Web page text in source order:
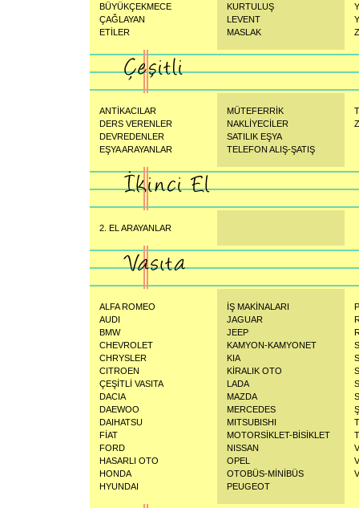
BÜYÜKÇEKMECE
ÇAĞLAYAN
ETİLER
KURTULUŞ
LEVENT
MASLAK
ANTİKACILAR
DERS VERENLER
DEVREDENLER
EŞYA ARAYANLAR
MÜTEFERRİK
NAKLİYECİLER
SATILIK EŞYA
TELEFON ALIŞ-ŞATIŞ
2. EL ARAYANLAR
ALFA ROMEO
AUDI
BMW
CHEVROLET
CHRYSLER
CITROEN
ÇEŞİTLİ VASITA
DACIA
DAEWOO
DAIHATSU
FİAT
FORD
HASARLI OTO
HONDA
HYUNDAI
İŞ MAKİNALARI
JAGUAR
JEEP
KAMYON-KAMYONET
KIA
KİRALIK OTO
LADA
MAZDA
MERCEDES
MITSUBISHI
MOTORSİKLET-BİSİKLET
NISSAN
OPEL
OTOBÜS-MİNİBÜS
PEUGEOT